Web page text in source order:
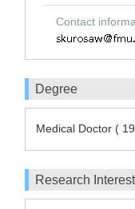
Contact
Degree
Medical Doctor (
Research